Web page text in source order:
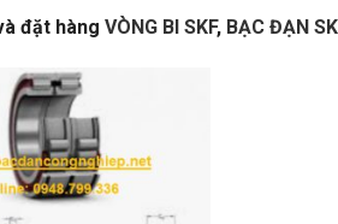
đặt hàng VÒNG BI SKF, BẠC ĐẠN